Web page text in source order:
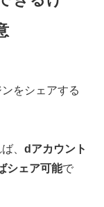
をシェアする
、 dアカウント
シェア可能で